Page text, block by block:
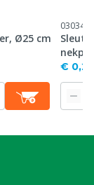
Ø25 cm
0303462
€